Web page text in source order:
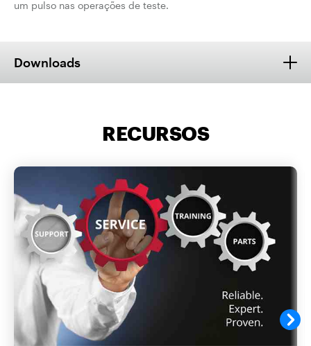
um pulso nas operações de teste.
Downloads
RECURSOS